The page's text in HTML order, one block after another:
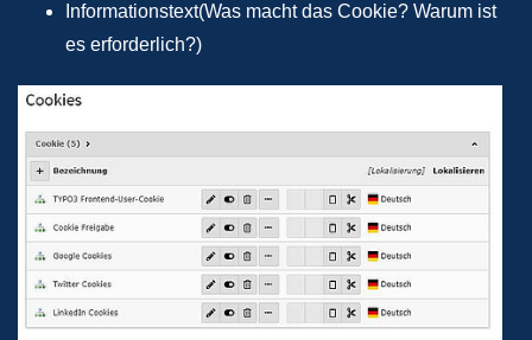
Informationstext(Was macht das Cookie? Warum ist
es erforderlich?)